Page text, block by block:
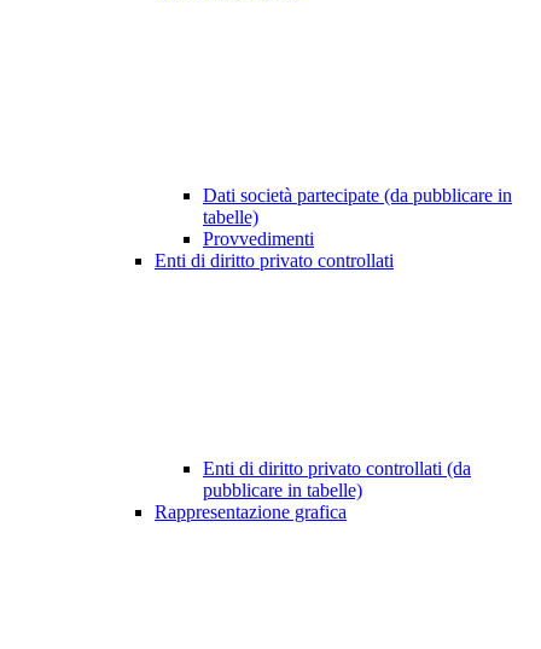
Dati società partecipate (da pubblicare in
tabelle)
Provvedimenti
Enti di diritto privato controllati
Enti di diritto privato controllati (da
pubblicare in tabelle)
Rappresentazione grafica